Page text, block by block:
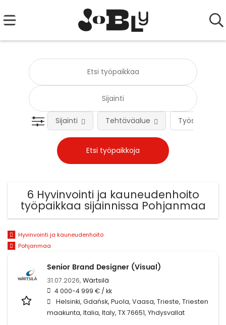
Työsuhteen
Sijainti Tehtäväalue
6 Hyvinvointi ja kauneudenhoito
työpaikkaa sijainnissa Pohjanmaa
Hyvinvointi ja kauneudenhoito
Pohjanmaa
Senior Brand Designer (Visual)
31.07.2026, Wärtsilä
4 000-4 999 € / kk
Helsinki, Gdańsk, Puola, Vaasa, Trieste, Triesten
maakunta, Italia, Italy, TX 76651, Yhdysvallat